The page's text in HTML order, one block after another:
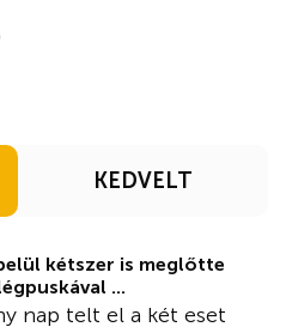
KEDVELT
kétszer is meglőtte
...
nap telt el a két eset